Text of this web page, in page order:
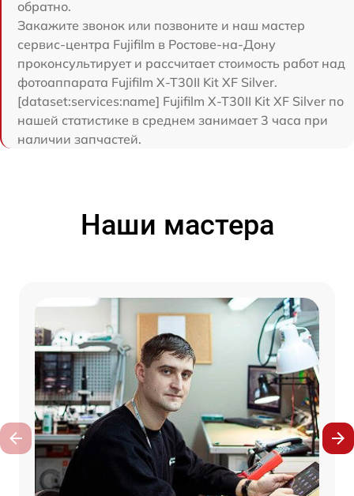
обратно.
Закажите звонок или позвоните и наш мастер
сервис-центра Fujifilm в Ростове-на-Дону
проконсультирует и рассчитает стоимость работ над
фотоаппарата Fujifilm X-T30II Kit XF Silver.
[dataset:services:name] Fujifilm X-T30II Kit XF Silver по
нашей статистике в среднем занимает 3 часа при
наличии запчастей.
Наши мастера